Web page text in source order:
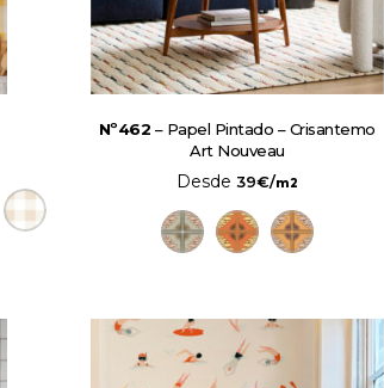
Nº462 – Papel Pintado – Crisantemo
Art Nouveau
Desde 39€/m2